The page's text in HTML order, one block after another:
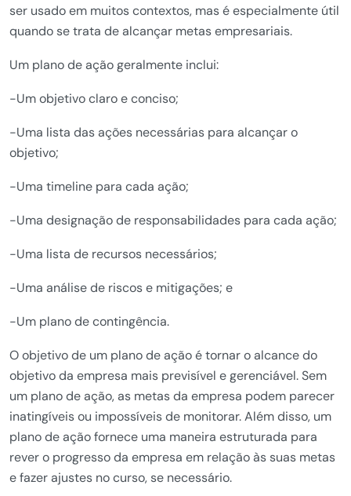
ser usado em muitos contextos, mas é especialmente útil
quando se trata de alcançar metas empresariais.
Um plano de ação geralmente inclui:
-Um objetivo claro e conciso;
-Uma lista das ações necessárias para alcançar o
objetivo;
-Uma timeline para cada ação;
-Uma designação de responsabilidades para cada ação;
-Uma lista de recursos necessários;
-Uma análise de riscos e mitigações; e
-Um plano de contingência.
O objetivo de um plano de ação é tornar o alcance do
objetivo da empresa mais previsível e gerenciável. Sem
um plano de ação, as metas da empresa podem parecer
inatingíveis ou impossíveis de monitorar. Além disso, um
plano de ação fornece uma maneira estruturada para
rever o progresso da empresa em relação às suas metas
e fazer ajustes no curso, se necessário.